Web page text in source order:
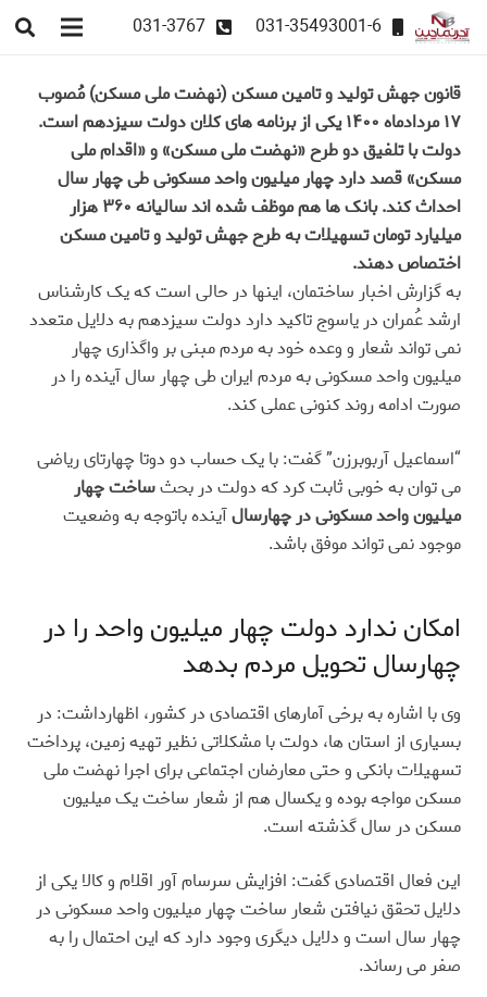
031-35493001-6
031-3767
قانون جهش تولید و تامین مسکن (نهضت ملی مسکن) مُصوب
۱۷ مردادماه ۱۴۰۰ یکی از برنامه های کلان دولت سیزدهم است.
دولت با تلفیق دو طرح «نهضت ملی مسکن» و «اقدام ملی
مسکن» قصد دارد چهار میلیون واحد مسکونی طی چهار سال
احداث کند. بانک ها هم موظف شده اند سالیانه ۳۶۰ هزار
میلیارد تومان تسهیلات به طرح جهش تولید و تامین مسکن
اختصاص دهند.
به گزارش اخبار ساختمان، اینها در حالی است که یک کارشناس
ارشد عُمران در یاسوج تاکید دارد دولت سیزدهم به دلایل متعدد
نمی تواند شعار و وعده خود به مردم مبنی بر واگذاری چهار
میلیون واحد مسکونی به مردم ایران طی چهار سال آینده را در
صورت ادامه روند کنونی عملی کند.
“اسماعیل آربوبرزن” گفت: با یک حساب دو دوتا چهارتای ریاضی
می توان به خوبی ثابت کرد که دولت در بحثساخت چهار
میلیون واحد مسکونی در چهارسالآینده باتوجه به وضعیت
موجود نمی تواند موفق باشد.
امکان ندارد دولت چهار میلیون واحد را در
چهارسال تحویل مردم بدهد
وی با اشاره به برخی آمارهای اقتصادی در کشور، اظهارداشت: در
بسیاری از استان ها، دولت با مشکلاتی نظیر تهیه زمین، پرداخت
تسهیلات بانکی و حتی معارضان اجتماعی برای اجرا نهضت ملی
مسکن مواجه بوده و یکسال هم از شعار ساخت یک میلیون
مسکن در سال گذشته است.
این فعال اقتصادی گفت: افزایش سرسام آور اقلام و کالا یکی از
دلایل تحقق نیافتن شعار ساخت چهار میلیون واحد مسکونی در
چهار سال است و دلایل دیگری وجود دارد که این احتمال را به
صفر می رساند.